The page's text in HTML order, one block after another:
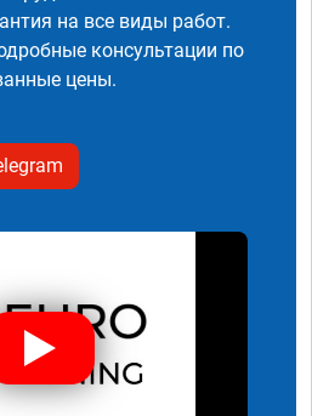
на все виды работ.
консультации по
цены.